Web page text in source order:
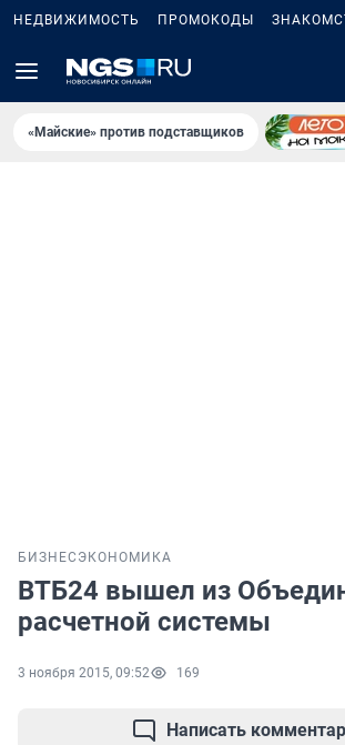
НЕДВИЖИМОСТЬ ПРОМОКОДЫ
«Майские» против подставщиков
БИЗНЕС ЭКОНОМИКА
ВТБ24 вышел из
расчетной системы
3 ноября 2015, 09:52 169
Написать